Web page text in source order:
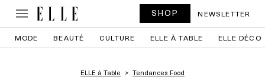
SHOP NEWSLETTER
MODE BEAUTÉ CULTURE ELLE À TABLE ELLE DÉCO
ELLE à Table Tendances Food